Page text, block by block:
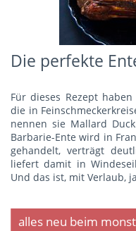
Die perfekte
Für dieses Rezept
die in
nennen sie Mallard
Barbarie-Ente wird in
gehandelt, verträgt
liefert damit in
Und das ist, mit Verlaub,
alles neu beim